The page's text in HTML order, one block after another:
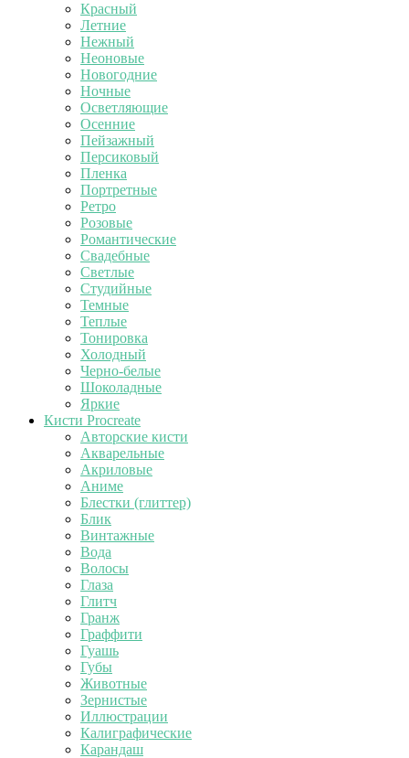
Красный
Летние
Нежный
Неоновые
Новогодние
Ночные
Осветляющие
Осенние
Пейзажный
Персиковый
Пленка
Портретные
Ретро
Розовые
Романтические
Свадебные
Светлые
Студийные
Темные
Теплые
Тонировка
Холодный
Черно-белые
Шоколадные
Яркие
Кисти Procreate
Авторские кисти
Акварельные
Акриловые
Аниме
Блестки (глиттер)
Блик
Винтажные
Вода
Волосы
Глаза
Глитч
Гранж
Граффити
Гуашь
Губы
Животные
Зернистые
Иллюстрации
Калиграфические
Карандаш